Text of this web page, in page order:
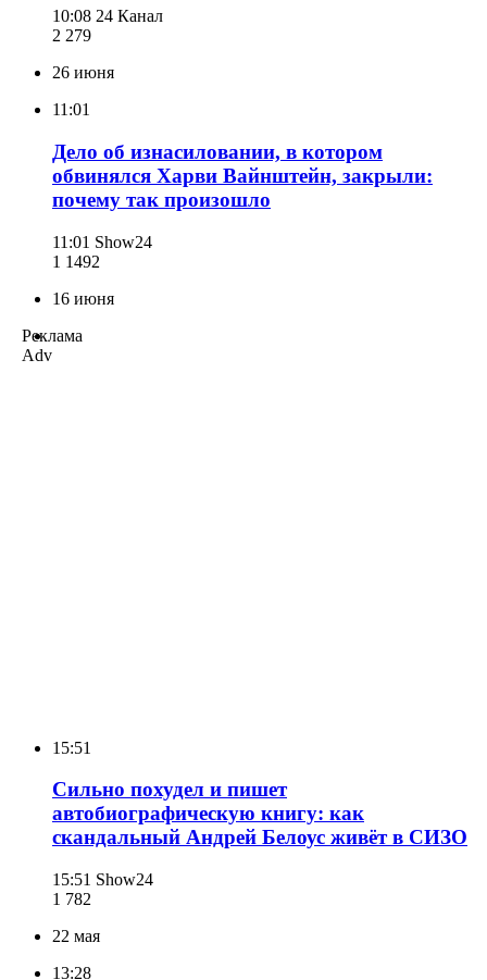
10:08 24 Канал
2 279
26 июня
11:01
Дело об изнасиловании, в котором
обвинялся Харви Вайнштейн, закрыли:
почему так произошло
11:01 Show24
1 1492
16 июня
Реклама
Adv
15:51
Сильно похудел и пишет
автобиографическую книгу: как
скандальный Андрей Белоус живёт в СИЗО
15:51 Show24
1 782
22 мая
13:28